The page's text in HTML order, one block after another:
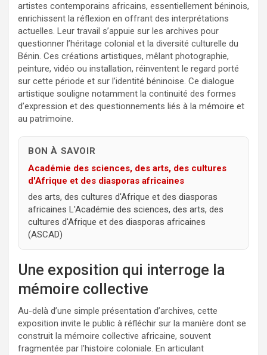
artistes contemporains africains, essentiellement béninois,
enrichissent la réflexion en offrant des interprétations
actuelles. Leur travail s’appuie sur les archives pour
questionner l’héritage colonial et la diversité culturelle du
Bénin. Ces créations artistiques, mêlant photographie,
peinture, vidéo ou installation, réinventent le regard porté
sur cette période et sur l’identité béninoise. Ce dialogue
artistique souligne notamment la continuité des formes
d’expression et des questionnements liés à la mémoire et
au patrimoine.
BON À SAVOIR
Académie des sciences, des arts, des cultures
d'Afrique et des diasporas africaines
des arts, des cultures d'Afrique et des diasporas
africaines L'Académie des sciences, des arts, des
cultures d'Afrique et des diasporas africaines
(ASCAD)
Une exposition qui interroge la
mémoire collective
Au-delà d’une simple présentation d’archives, cette
exposition invite le public à réfléchir sur la manière dont se
construit la mémoire collective africaine, souvent
fragmentée par l’histoire coloniale. En articulant